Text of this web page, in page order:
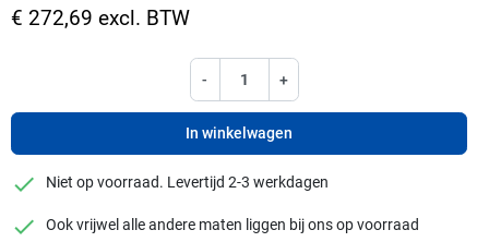
€ 272,69 excl. BTW
- +
In winkelwagen
checkmark
Niet op voorraad. Levertijd 2-3 werkdagen
checkmark
Ook vrijwel alle andere maten liggen bij ons op voorraad